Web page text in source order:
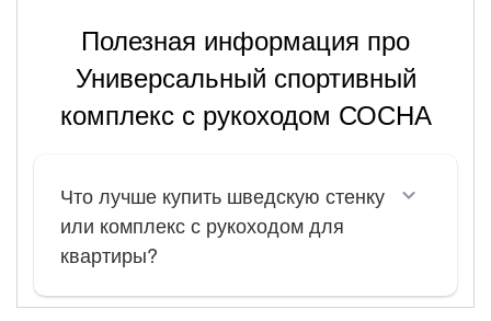
Полезная информация про
Универсальный спортивный
комплекс с рукоходом СОСНА
Что лучше купить шведскую стенку
или комплекс с рукоходом для
квартиры?